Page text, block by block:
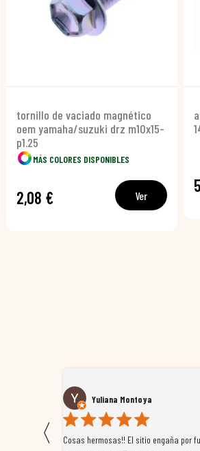
tornillo de vaciado magnético
oem yamaha/suzuki drz m10x15-
p1.25
MÁS COLORES DISPONIBLES
2,08 € Ver
〈
Yuliana Montoya
Cosas hermosas!! El sitio engaña por